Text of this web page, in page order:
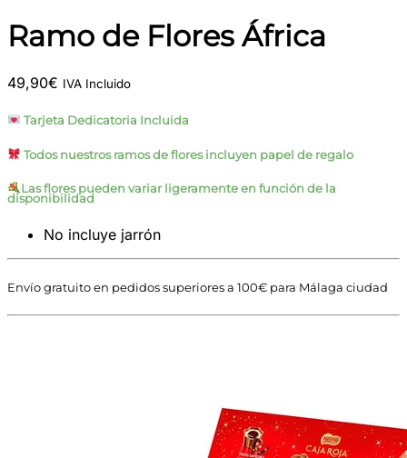
Ramo de Flores África
49,90€ IVA Incluido
Tarjeta Dedicatoria Incluida
Todos nuestros ramos de flores incluyen papel de regalo
Las flores pueden variar ligeramente en función de la
disponibilidad
No incluye jarrón
Envío gratuito en pedidos superiores a 100€ para Málaga ciudad